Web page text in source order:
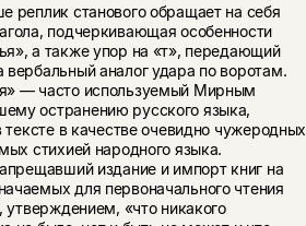
реплик станового обращает на себя
подчеркивающая особенности
а также упор на «т», передающий
аналог удара по воротам.
— часто используемый Мирным
остранению русского языка,
тексте в качестве очевидно чужеродных
стихией народного языка.
издание и импорт книг на
для первоначального чтения
утверждением, «что никакого